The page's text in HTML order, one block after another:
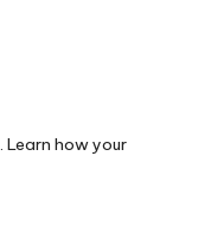
Learn how your